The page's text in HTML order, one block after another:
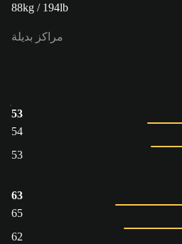
88kg / 194lb
مراكز بديلة
53
54
53
63
65
62